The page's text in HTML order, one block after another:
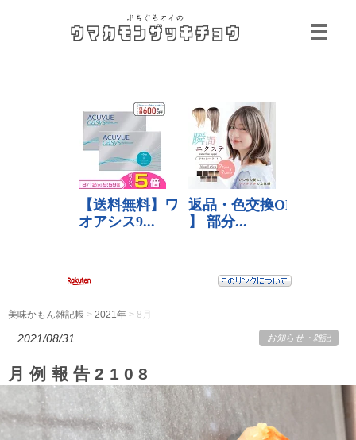
美味かもん雑記帳 > 2021年 > 8月
2021/08/31 お知らせ・ 雑記
月例報告2108